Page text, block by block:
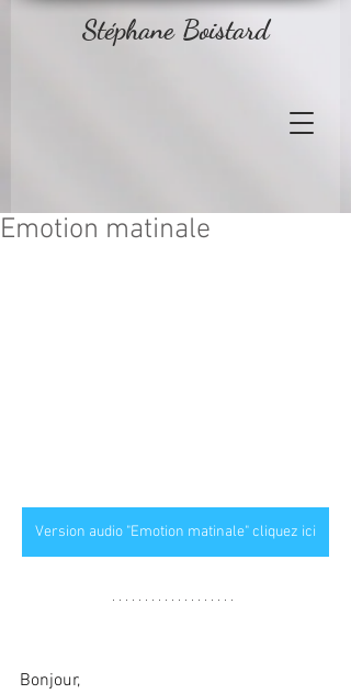
Stéphane Boistard
Emotion matinale
Version audio "Emotion matinale" cliquez ici
Bonjour,